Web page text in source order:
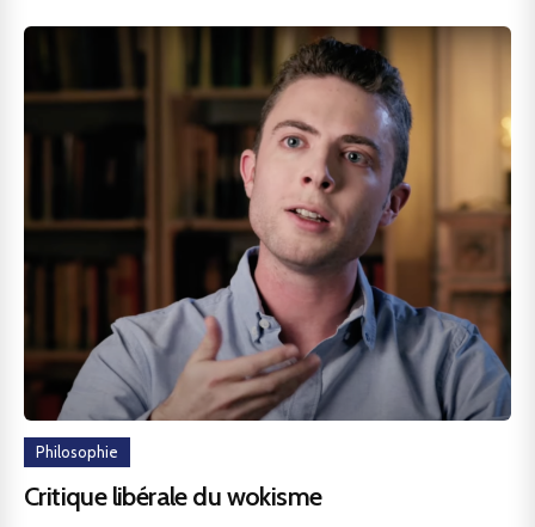
Philosophie
Critique libérale du wokisme